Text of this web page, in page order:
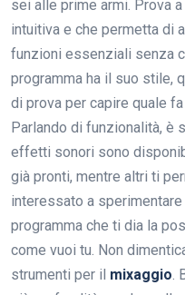
sei alle prime armi. Prova
intuitiva e che permetta di
funzioni essenziali senza
programma ha il suo stile,
di prova per capire quale
Parlando di funzionalità, è
effetti sonori sono
già pronti, mentre altri ti
interessato a
programma che ti dia la
come vuoi tu. Non
strumenti per il mixaggio.